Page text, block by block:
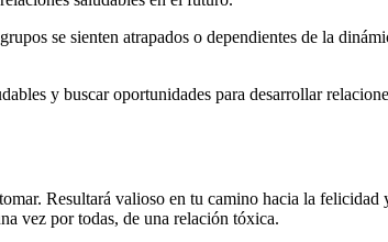
se sienten atrapados o dependientes de la
y buscar oportunidades para desarrollar
Resultará valioso en tu camino hacia la
vez por todas, de una relación tóxica.